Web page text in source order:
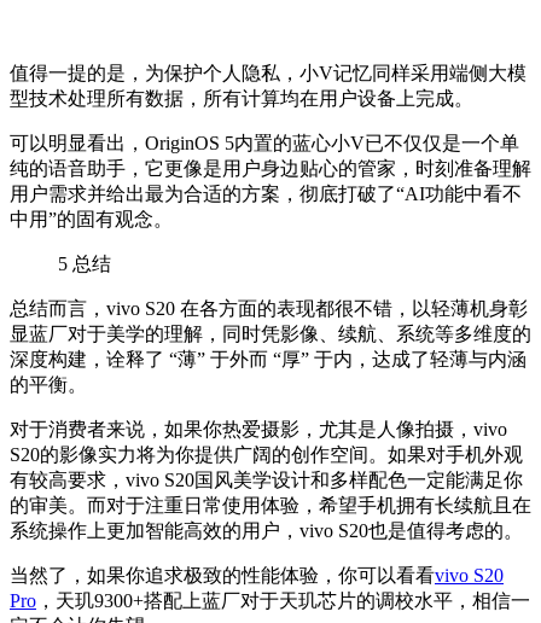
值得一提的是，为保护个人隐私，小V记忆同样采用端侧大模
型技术处理所有数据，所有计算均在用户设备上完成。
可以明显看出，OriginOS 5内置的蓝心小V已不仅仅是一个单
纯的语音助手，它更像是用户身边贴心的管家，时刻准备理解
用户需求并给出最为合适的方案，彻底打破了“AI功能中看不
中用”的固有观念。
5 总结
总结而言，vivo S20 在各方面的表现都很不错，以轻薄机身彰
显蓝厂对于美学的理解，同时凭影像、续航、系统等多维度的
深度构建，诠释了 “薄” 于外而 “厚” 于内，达成了轻薄与内涵
的平衡。
对于消费者来说，如果你热爱摄影，尤其是人像拍摄，vivo
S20的影像实力将为你提供广阔的创作空间。如果对手机外观
有较高要求，vivo S20国风美学设计和多样配色一定能满足你
的审美。而对于注重日常使用体验，希望手机拥有长续航且在
系统操作上更加智能高效的用户，vivo S20也是值得考虑的。
当然了，如果你追求极致的性能体验，你可以看看vivo S20
Pro ，天玑9300+搭配上蓝厂对于天玑芯片的调校水平，相信一